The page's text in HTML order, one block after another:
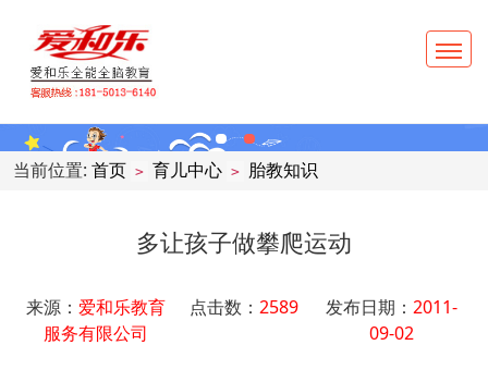
当前位置: 首页 > 育儿中心 > 胎教知识
多让孩子做攀爬运动
来源： 爱和乐教育
服务有限公司
点击数： 2589 发布日期：2011-
09-02